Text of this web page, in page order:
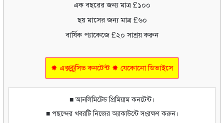
এক বছরের জন্য মাত্র £১০০
ছয় মাসের জন্য মাত্র £৬০
বার্ষিক প্যাকেজে £২০ সাশ্রয় করুন
✸ এক্সক্লুসিভ কনটেন্ট ✸ যেকোনো ডিভাইসে
■ আনলিমিটেড প্রিমিয়াম কনটেন্ট।
■ পছন্দের খবরটি নিজের অ্যাকাউন্টে সংরক্ষণ করুন।